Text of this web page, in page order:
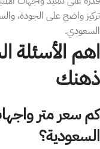
تركيز واضح على الجودة،
السعودي.
اهم الأسئلة
ذهنك
كم سعر متر
السعودية؟